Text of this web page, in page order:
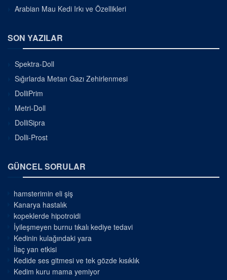
Arabian Mau Kedi Irkı ve Özellikleri
SON YAZILAR
Spektra-Doll
Sığırlarda Metan Gazı Zehirlenmesi
DolliPrim
Metri-Doll
DolliSipra
Dolli-Prost
GÜNCEL SORULAR
hamsterimin eli şiş
Kanarya hastalık
kopeklerde hipotroidi
İyileşmeyen burnu tıkalı kediye tedavi
Kedinin kulağındaki yara
İlaç yan etkisi
Kedide ses gitmesi ve tek gözde kısıklık
Kedim kuru mama yemiyor